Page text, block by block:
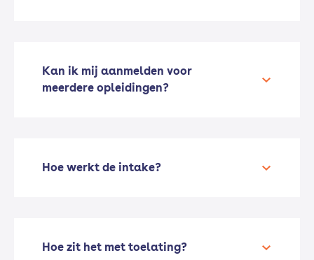
Kan ik mij aanmelden voor
meerdere opleidingen?
Hoe werkt de intake?
Hoe zit het met toelating?